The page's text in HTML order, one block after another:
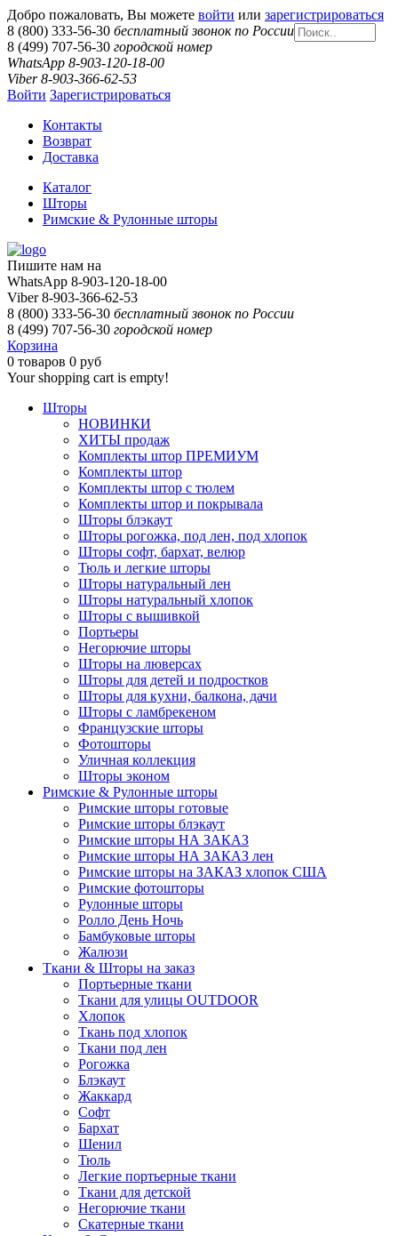
Добро пожаловать, Вы можете войти или зарегистрироваться
8 (800) 333-56-30 бесплатный звонок по России
8 (499) 707-56-30 городской номер
WhatsApp 8-903-120-18-00
Viber 8-903-366-62-53
Войти Зарегистрироваться
Контакты
Возврат
Доставка
Каталог
Шторы
Римские & Рулонные шторы
Пишите нам на
WhatsApp 8-903-120-18-00
Viber 8-903-366-62-53
8 (800) 333-56-30 бесплатный звонок по России
8 (499) 707-56-30 городской номер
Корзина
0 товаров 0 руб
Your shopping cart is empty!
Шторы
НОВИНКИ
ХИТЫ продаж
Комплекты штор ПРЕМИУМ
Комплекты штор
Комплекты штор с тюлем
Комплекты штор и покрывала
Шторы блэкаут
Шторы рогожка, под лен, под хлопок
Шторы софт, бархат, велюр
Тюль и легкие шторы
Шторы натуральный лен
Шторы натуральный хлопок
Шторы с вышивкой
Портьеры
Негорючие шторы
Шторы на люверсах
Шторы для детей и подростков
Шторы для кухни, балкона, дачи
Шторы с ламбрекеном
Французские шторы
Фотошторы
Уличная коллекция
Шторы эконом
Римские & Рулонные шторы
Римские шторы готовые
Римские шторы блэкаут
Римские шторы НА ЗАКАЗ
Римские шторы НА ЗАКАЗ лен
Римские шторы на ЗАКАЗ хлопок США
Римские фотошторы
Рулонные шторы
Ролло День Ночь
Бамбуковые шторы
Жалюзи
Ткани & Шторы на заказ
Портьерные ткани
Ткани для улицы OUTDOOR
Хлопок
Ткань под хлопок
Ткани под лен
Рогожка
Блэкаут
Жаккард
Софт
Бархат
Шенил
Тюль
Легкие портьерные ткани
Ткани для детской
Негорючие ткани
Скатерные ткани